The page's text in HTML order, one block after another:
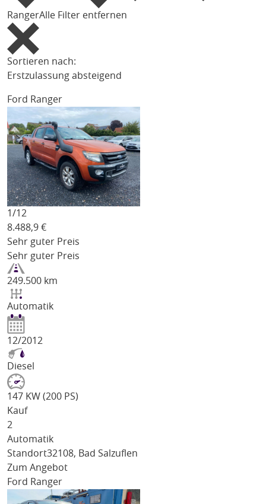
RangerAlle Filter entfernen
Sortieren nach:
Erstzulassung absteigend
Ford Ranger
1/12
8.488,9 €
Sehr guter Preis
Sehr guter Preis
249.500 km
Automatik
12/2012
Diesel
147 KW (200 PS)
Kauf
2
Automatik
Standort32108, Bad Salzuflen
Zum Angebot
Ford Ranger